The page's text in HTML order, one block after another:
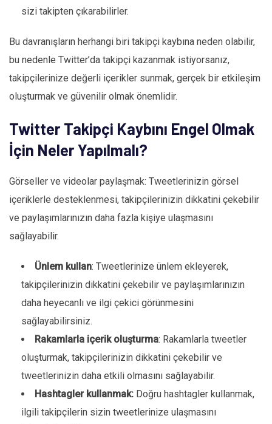
sizi takipten çıkarabilirler.
Bu davranışların herhangi biri takipçi kaybına neden olabilir,
bu nedenle Twitter’da takipçi kazanmak istiyorsanız,
takipçilerinize değerli içerikler sunmak, gerçek bir etkileşim
oluşturmak ve güvenilir olmak önemlidir.
Twitter Takipçi Kaybını Engel Olmak
İçin Neler Yapılmalı?
Görseller ve videolar paylaşmak: Tweetlerinizin görsel
içeriklerle desteklenmesi, takipçilerinizin dikkatini çekebilir
ve paylaşımlarınızın daha fazla kişiye ulaşmasını
sağlayabilir.
Ünlem kullan: Tweetlerinize ünlem ekleyerek,
takipçilerinizin dikkatini çekebilir ve paylaşımlarınızın
daha heyecanlı ve ilgi çekici görünmesini
sağlayabilirsiniz.
Rakamlarla içerik oluşturma: Rakamlarla tweetler
oluşturmak, takipçilerinizin dikkatini çekebilir ve
tweetlerinizin daha etkili olmasını sağlayabilir.
Hashtagler kullanmak: Doğru hashtagler kullanmak,
ilgili takipçilerin sizin tweetlerinize ulaşmasını